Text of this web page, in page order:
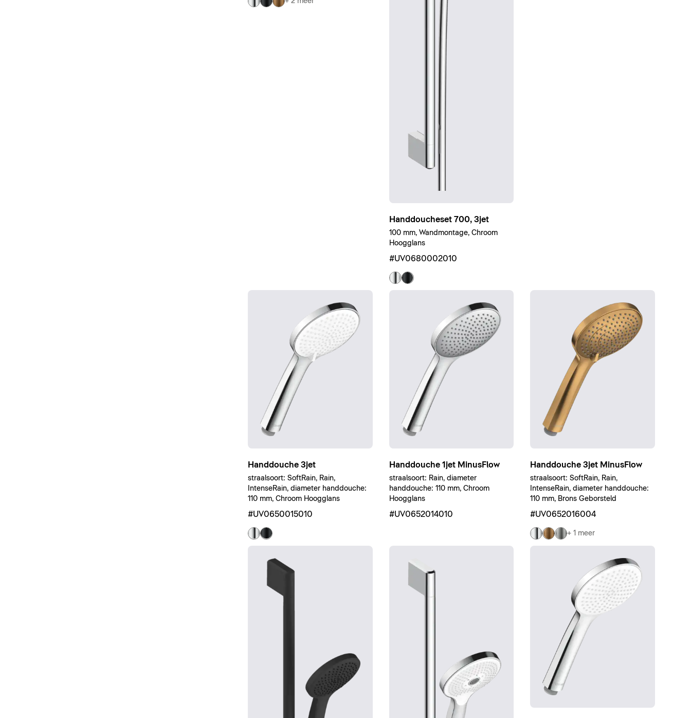
Handdoucheset 700, 3jet
100 mm, Wandmontage, Chroom
Hoogglans
#UV0680002010
Handdouche 3jet
straalsoort: SoftRain, Rain,
IntenseRain, diameter handdouche:
110 mm, Chroom Hoogglans
#UV0650015010
Handdouche 1jet MinusFlow
straalsoort: Rain, diameter
handdouche: 110 mm, Chroom
Hoogglans
#UV0652014010
Handdouche 3jet MinusFlow
straalsoort: SoftRain, Rain,
IntenseRain, diameter handdouche:
110 mm, Brons Geborsteld
#UV0652016004
+ 1 meer